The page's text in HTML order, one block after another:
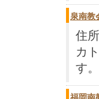
泉南教
住
カ
す。